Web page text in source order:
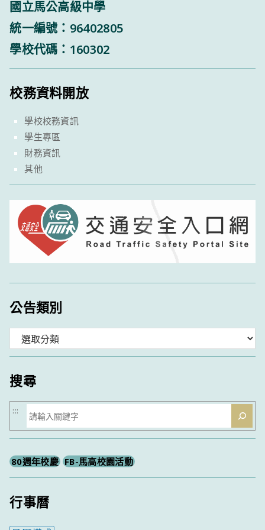
國立馬公高級中學
統一編號：96402805
學校代碼：160302
校務資料開放
學校校務資訊
學生專區
財務資訊
其他
公告類別
類
搜尋
搜
尋
:::
80週年校慶 FB-馬高校園活動
行事曆